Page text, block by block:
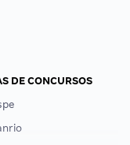
DE CONCURSOS